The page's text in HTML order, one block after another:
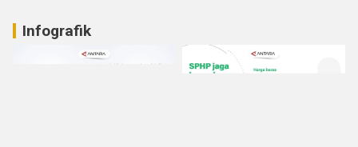
Infografik